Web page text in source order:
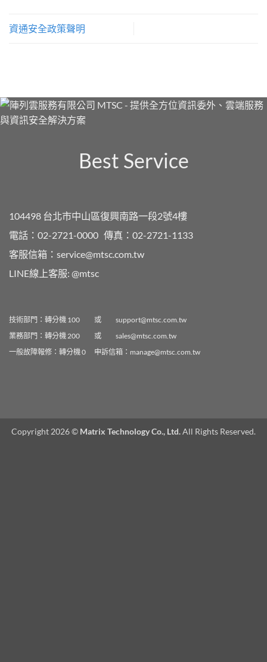
資通安全政策聲明
Best Service
104498 台北市中山區復興南路一段2號4樓
電話：02-2721-0000 傳真：02-2721-1133
客服信箱： service@mtsc.com.tw
LINE線上客服: @mtsc
技術部門：轉分機 100 或 support@mtsc.com.tw
業務部門：轉分機 200 或 sales@mtsc.com.tw
一般故障報修：轉分機 0 申訴信箱： manage@mtsc.com.tw
Copyright 2026 © Matrix Technology Co., Ltd.All Rights Reserved.